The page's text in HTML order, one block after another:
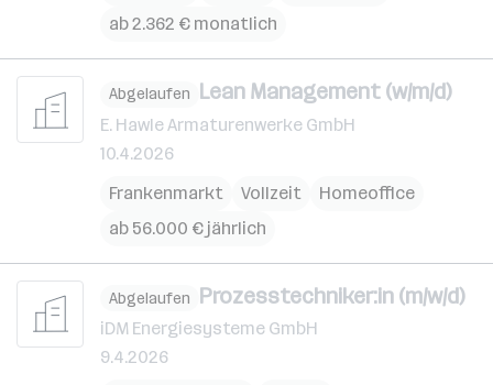
ab 2.362 € monatlich
Abgelaufen Lean Management (w/m/d)
E. Hawle Armaturenwerke GmbH
10.4.2026
Frankenmarkt
Vollzeit
Homeoffice
ab 56.000 € jährlich
Abgelaufen Prozesstechniker:in (m/w/d)
iDM Energiesysteme GmbH
9.4.2026